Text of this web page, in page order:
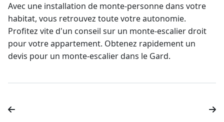
Avec une installation de monte-personnedans votre
habitat, vous retrouvez toute votre autonomie.
Profitez vite d'un conseil sur un monte-escalier droit
pour votre appartement. Obtenez rapidement un
devis pour un monte-escalierdans le Gard.